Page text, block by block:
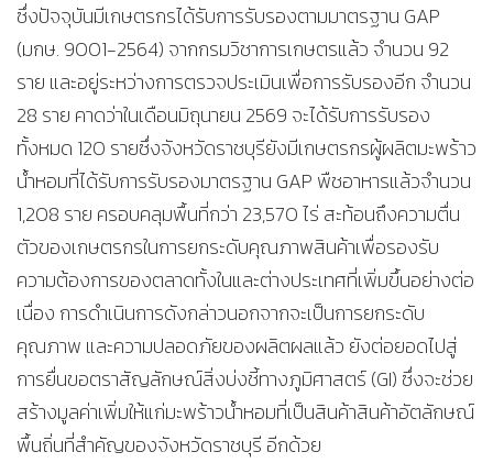
ซึ่งปัจจุบันมีเกษตรกรได้รับการรับรองตามมาตรฐาน GAP
(มกษ. 9001-2564) จากกรมวิชาการเกษตรแล้ว จำนวน 92
ราย และอยู่ระหว่างการตรวจประเมินเพื่อการรับรองอีก จำนวน
28 ราย คาดว่าในเดือนมิถุนายน 2569 จะได้รับการรับรอง
ทั้งหมด 120 รายซึ่งจังหวัดราชบุรียังมีเกษตรกรผู้ผลิตมะพร้าว
น้ำหอมที่ได้รับการรับรองมาตรฐาน GAP พืชอาหารแล้วจำนวน
1,208 ราย ครอบคลุมพื้นที่กว่า 23,570 ไร่ สะท้อนถึงความตื่น
ตัวของเกษตรกรในการยกระดับคุณภาพสินค้าเพื่อรองรับ
ความต้องการของตลาดทั้งในและต่างประเทศที่เพิ่มขึ้นอย่างต่อ
เนื่อง การดำเนินการดังกล่าวนอกจากจะเป็นการยกระดับ
คุณภาพ และความปลอดภัยของผลิตผลแล้ว ยังต่อยอดไปสู่
การยื่นขอตราสัญลักษณ์สิ่งบ่งชี้ทางภูมิศาสตร์ (GI) ซึ่งจะช่วย
สร้างมูลค่าเพิ่มให้แก่มะพร้าวน้ำหอมที่เป็นสินค้าสินค้าอัตลักษณ์
พื้นถิ่นที่สำคัญของจังหวัดราชบุรี อีกด้วย